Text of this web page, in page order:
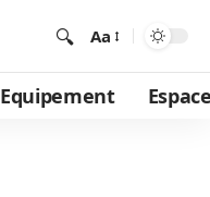
Aa
Equipement